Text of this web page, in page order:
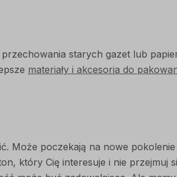
starych gazet lub
materiały i akcesoria do
Może poczekają na nowe
który Cię interesuje i nie przejmuj